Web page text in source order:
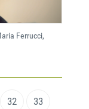
Ferrucci,
32
33